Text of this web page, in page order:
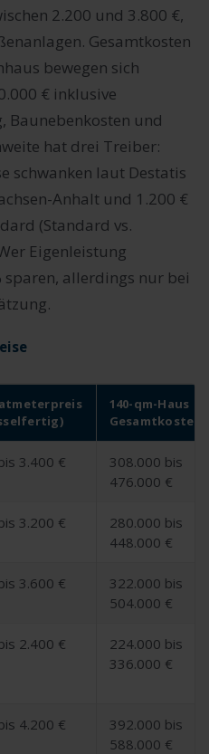
2.200 und 3.800 €,
Gesamtkosten
bewegen sich
€ inklusive
Baunebenkosten und
hat drei Treiber:
schwanken laut Destatis
Anhalt und 1.200 €
(Standard vs.
Eigenleistung
allerdings nur bei
140-qm-Haus
Gesamtkosten
3.400 €
308.000 bis
476.000 €
3.200 €
280.000 bis
448.000 €
3.600 €
322.000 bis
504.000 €
2.400 €
224.000 bis
336.000 €
4.200 €
392.000 bis
588.000 €